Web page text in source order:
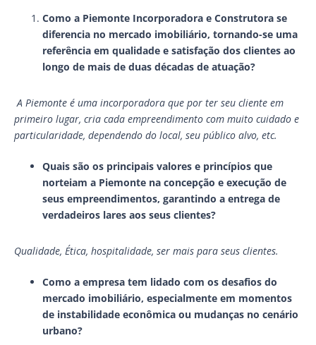
Como a Piemonte Incorporadora e Construtora se
diferencia no mercado imobiliário, tornando-se uma
referência em qualidade e satisfação dos clientes ao
longo de mais de duas décadas de atuação?
A Piemonte é uma incorporadora que por ter seu cliente em
primeiro lugar, cria cada empreendimento com muito cuidado e
particularidade, dependendo do local, seu público alvo, etc.
Quais são os principais valores e princípios que
norteiam a Piemonte na concepção e execução de
seus empreendimentos, garantindo a entrega de
verdadeiros lares aos seus clientes?
Qualidade, Ética, hospitalidade, ser mais para seus clientes.
Como a empresa tem lidado com os desafios do
mercado imobiliário, especialmente em momentos
de instabilidade econômica ou mudanças no cenário
urbano?